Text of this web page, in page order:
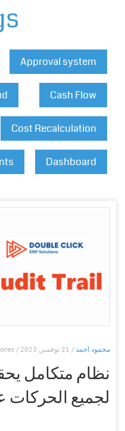
Approval system
Cash Flow
Cost Recalculation
Dashboard
محمود احمد/ 21 نوفمبر, 2023 / Categories:
نظام متكامل
لجميع الحركات